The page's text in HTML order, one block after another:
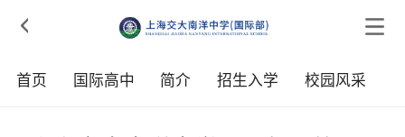

首页 国际高中 简介 招生入学 校园风采